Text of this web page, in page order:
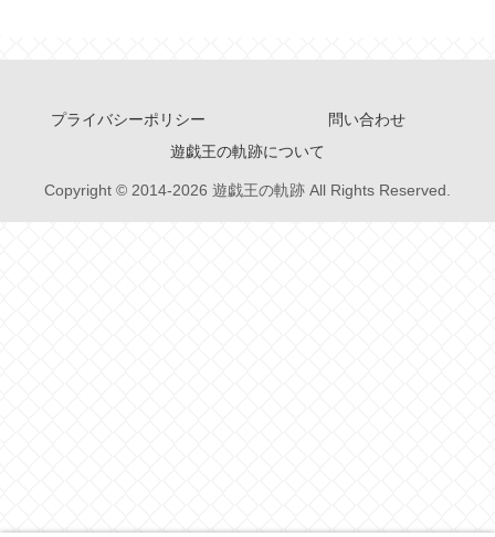
プライバシーポリシー
問い合わせ
遊戯王の軌跡について
Copyright © 2014-2026 遊戯王の軌跡 All Rights Reserved.